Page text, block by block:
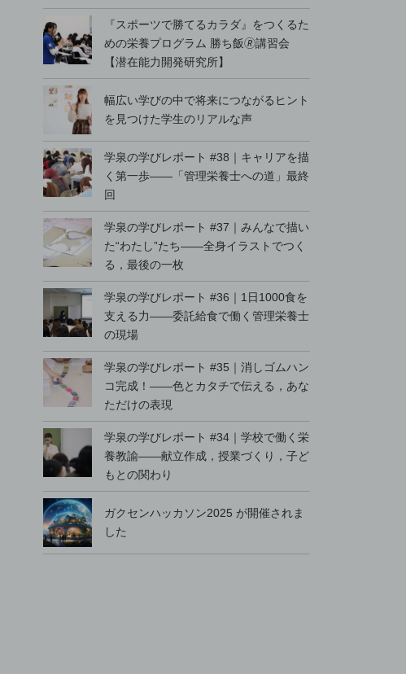
『スポーツで勝てるカラダ』をつくるた
めの栄養プログラム 勝ち飯🄬講習会
【潜在能力開発研究所】
幅広い学びの中で将来につながるヒント
を見つけた学生のリアルな声
学泉の学びレポート #38｜キャリアを描
く第一歩――「管理栄養士への道」最終
回
学泉の学びレポート #37｜みんなで描い
た“わたし”たち――全身イラストでつく
る，最後の一枚
学泉の学びレポート #36｜1日1000食を
支える力――委託給食で働く管理栄養士
の現場
学泉の学びレポート #35｜消しゴムハン
コ完成！――色とカタチで伝える，あな
ただけの表現
学泉の学びレポート #34｜学校で働く栄
養教諭――献立作成，授業づくり，子ど
もとの関わり
ガクセンハッカソン2025 が開催されま
した